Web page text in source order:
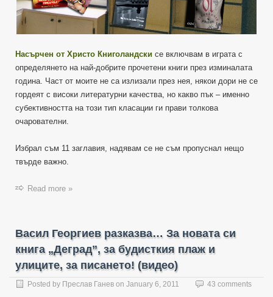
Насърчен от Христо Книголандски се включвам в играта с
определянето на най-добрите прочетени книги през изминалата
година. Част от моите не са излизали през нея, някои дори не се
гордеят с високи литературни качества, но какво пък – именно
субективността на този тип класации ги прави толкова
очарователни.
Избрал съм 11 заглавия, надявам се не съм пропуснал нещо
твърде важно.
Read more »
Васил Георгиев разказва… За новата си
книга „Деград”, за будисткия плаж и
улиците, за писането! (видео)
Posted by Преслав Ганев on January 6, 2011 43 comments